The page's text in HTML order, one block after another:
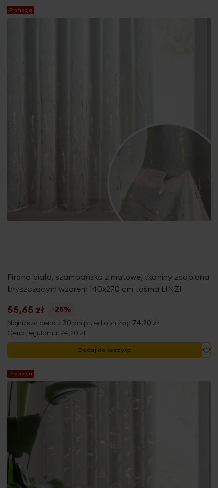
Promocja
Firana biało, szampańska z matowej tkaniny zdobiona
błyszczącym wzorem 140x270 cm taśma LINZI
55,65 zł
-25%
Najniższa cena z 30 dni przed obniżką: 74,20 zł
Cena regularna: 74,20 zł
Dodaj do koszyka
Promocja